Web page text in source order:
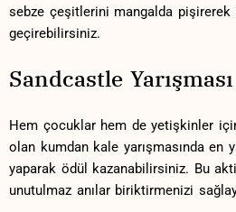
sebze çeşitlerini mangalda
geçirebilirsiniz.
Sandcastle ‌Yarışması
Hem çocuklar hem de⁣ yetişkinler
olan kumdan kale yarışmasında en
yaparak ​ödül⁣ kazanabilirsiniz. Bu​
unutulmaz ⁤anılar biriktirmenizi